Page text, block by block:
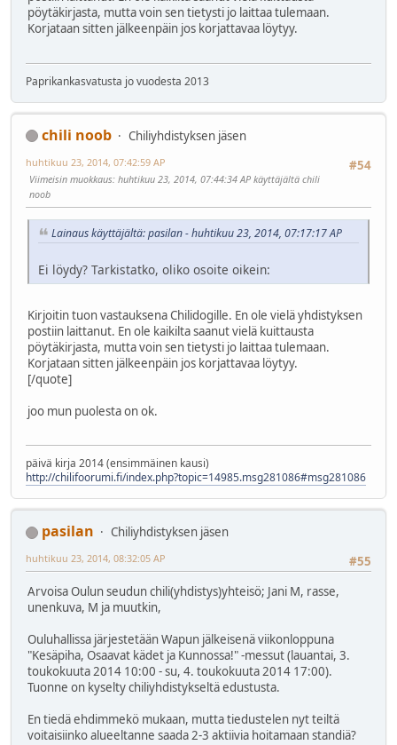
pöytäkirjasta, mutta voin sen tietysti jo laittaa tulemaan.
Korjataan sitten jälkeenpäin jos korjattavaa löytyy.
Paprikankasvatusta jo vuodesta 2013
chili noob
Chiliyhdistyksen jäsen
#54
huhtikuu 23, 2014, 07:42:59 AP
Viimeisin muokkaus: huhtikuu 23, 2014, 07:44:34 AP käyttäjältä chili
noob
Lainaus käyttäjältä: pasilan - huhtikuu 23, 2014, 07:17:17 AP
Ei löydy? Tarkistatko, oliko osoite oikein:
Kirjoitin tuon vastauksena Chilidogille. En ole vielä yhdistyksen
postiin laittanut. En ole kaikilta saanut vielä kuittausta
pöytäkirjasta, mutta voin sen tietysti jo laittaa tulemaan.
Korjataan sitten jälkeenpäin jos korjattavaa löytyy.
[/quote]
joo mun puolesta on ok.
päivä kirja 2014 (ensimmäinen kausi)
http://chilifoorumi.fi/index.php?topic=14985.msg281086#msg281086
pasilan
Chiliyhdistyksen jäsen
#55
huhtikuu 23, 2014, 08:32:05 AP
Arvoisa Oulun seudun chili(yhdistys)yhteisö; Jani M, rasse,
unenkuva, M ja muutkin,
Ouluhallissa järjestetään Wapun jälkeisenä viikonloppuna
"Kesäpiha, Osaavat kädet ja Kunnossa!" -messut (lauantai, 3.
toukokuuta 2014 10:00 - su, 4. toukokuuta 2014 17:00).
Tuonne on kyselty chiliyhdistykseltä edustusta.
En tiedä ehdimmekö mukaan, mutta tiedustelen nyt teiltä
voitaisiinko alueeltanne saada 2-3 aktiivia hoitamaan standiä?